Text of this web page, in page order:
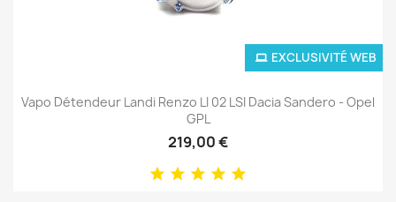
Vapo Détendeur Landi Renzo LI 02 LSI Dacia Sandero - Opel
GPL
219,00 €
EXCLUSIVITÉ WEB